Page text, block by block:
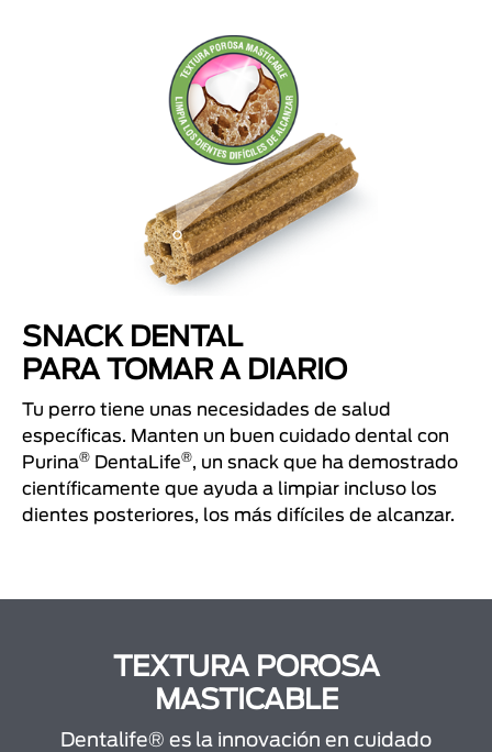
SNACK DENTAL
PARA TOMAR A DIARIO
Tu perro tiene unas necesidades de salud
específicas. Manten un buen cuidado dental con
Purina® DentaLife®, un snack que ha demostrado
científicamente que ayuda a limpiar incluso los
dientes posteriores, los más difíciles de alcanzar.
TEXTURA POROSA
MASTICABLE
Dentalife® es la innovación en cuidado